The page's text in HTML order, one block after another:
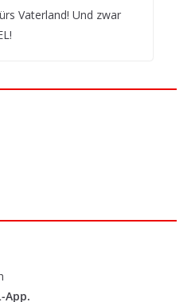
Vaterland! Und zwar
App.